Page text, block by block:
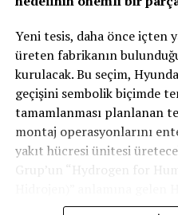
Sport ile Yere
Türkiye’nin otomobili
değerlerine sahip elektrikli
tutunma kabiliyeti çok
olarak bizzat
Sport, performans odaklı
Yeni tesis, daha önce içten
üreten fabrikanın
kurulacak. Bu seçim,
geçişini sembolik biçimde
tamamlanması planlanan
montaj operasyonlarını
yakıt hücresi ünitesi
Grup’un “Hydrogen for
faaliyet gösterecek.